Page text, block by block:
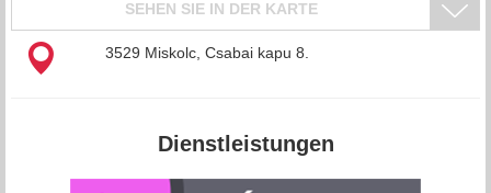
SEHEN SIE IN DER KARTE
3529 Miskolc, Csabai kapu 8.
Dienstleistungen